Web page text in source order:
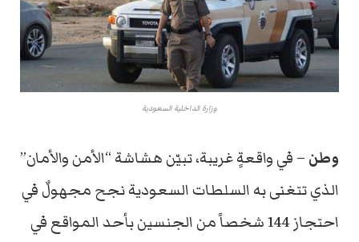
وزارة الداخلية السعودية
وطن – في واقعةٍ غريبة، تبيّن هشاشة “الأمن والأمان”
الذي تتغنى به السلطات السعودية نجح مجهولٌ في
احتجاز 144 شخصاً من الجنسين بأحد المواقع في